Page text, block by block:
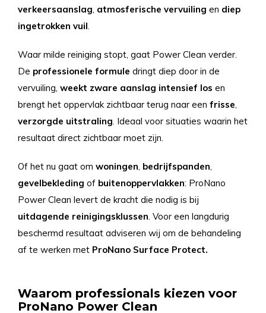
verkeersaanslag, atmosferische vervuiling en diep
ingetrokken vuil.
Waar milde reiniging stopt, gaat Power Clean verder.
De professionele formule dringt diep door in de
vervuiling, weekt zware aanslag intensief los en
brengt het oppervlak zichtbaar terug naar een frisse,
verzorgde uitstraling. Ideaal voor situaties waarin het
resultaat direct zichtbaar moet zijn.
Of het nu gaat om woningen, bedrijfspanden,
gevelbekleding of buitenoppervlakken: ProNano
Power Clean levert de kracht die nodig is bij
uitdagende reinigingsklussen. Voor een langdurig
beschermd resultaat adviseren wij om de behandeling
af te werken met ProNano Surface Protect.
Waarom professionals kiezen voor
ProNano Power Clean